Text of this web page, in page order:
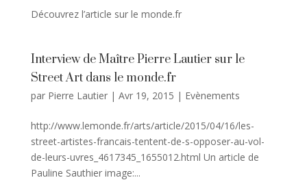
Découvrez l’article sur le monde.fr
Interview de Maître Pierre Lautier sur le
Street Art dans le monde.fr
par Pierre Lautier| Avr 19, 2015 | Evènements
http://www.lemonde.fr/arts/article/2015/04/16/les-
street-artistes-francais-tentent-de-s-opposer-au-vol-
de-leurs-uvres_4617345_1655012.html Un article de
Pauline Sauthier image:...